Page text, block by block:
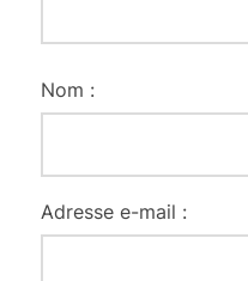
Nom :
Adresse e-mail :